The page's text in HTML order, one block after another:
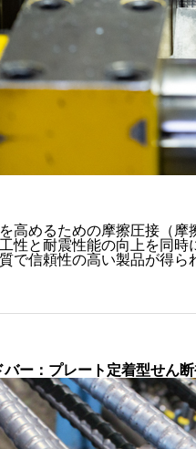
高めるための摩擦圧接（
性と耐震性能の向上を同時
で信頼性の高い製品が得ら
ー：プレート定着型せん断